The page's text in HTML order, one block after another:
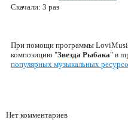
Скачали: 3 раз
При помощи программы
композицию "Звезда Рыбака" в
популярных музыкальных
Нет комментариев